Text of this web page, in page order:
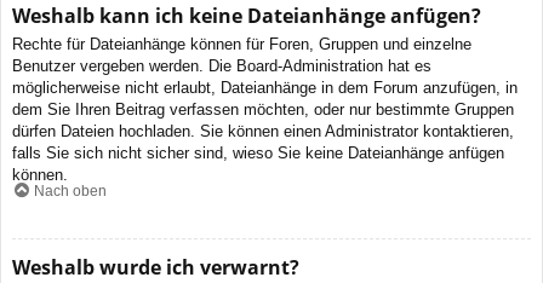
Weshalb kann ich keine Dateianhänge anfügen?
Rechte für Dateianhänge können für Foren, Gruppen und einzelne
Benutzer vergeben werden. Die Board-Administration hat es
möglicherweise nicht erlaubt, Dateianhänge in dem Forum anzufügen, in
dem Sie Ihren Beitrag verfassen möchten, oder nur bestimmte Gruppen
dürfen Dateien hochladen. Sie können einen Administrator kontaktieren,
falls Sie sich nicht sicher sind, wieso Sie keine Dateianhänge anfügen
können.
Nach oben
Weshalb wurde ich verwarnt?